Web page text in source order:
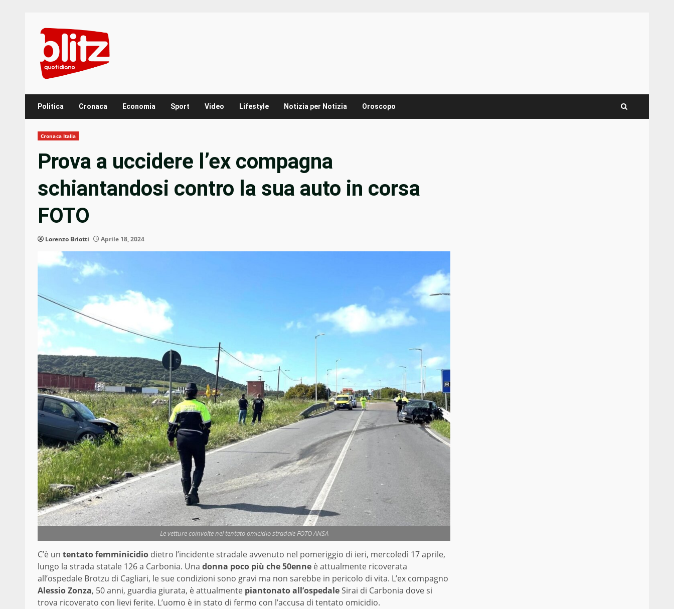
content
Politica Cronaca Economia Sport Video Lifestyle Notizia per Notizia Oroscopo
Cronaca Italia
Prova a uccidere l’ex compagna
schiantandosi contro la sua auto in corsa
FOTO
Lorenzo Briotti Aprile 18, 2024
Le vetture coinvolte nel tentato omicidio stradale FOTO ANSA
C’è un tentato femminicidio dietro l’incidente stradale avvenuto nel pomeriggio di ieri, mercoledì 17 aprile,
lungo la strada statale 126 a Carbonia. Una donna poco più che 50enne è attualmente ricoverata
all’ospedale Brotzu di Cagliari, le sue condizioni sono gravi ma non sarebbe in pericolo di vita. L’ex compagno
Alessio Zonza, 50 anni, guardia giurata, è attualmente piantonato all’ospedaleSirai di Carbonia dove si
trova ricoverato con lievi ferite. L’uomo è in stato di fermo con l’accusa di tentato omicidio.